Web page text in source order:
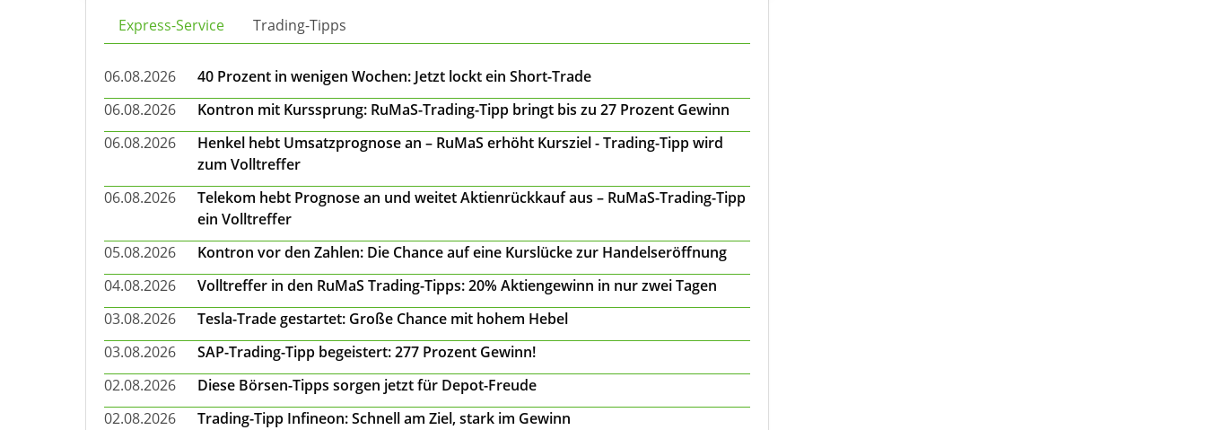
Express-Service Trading-Tipps
06.08.2026
40 Prozent in wenigen Wochen: Jetzt lockt ein Short-Trade
06.08.2026
Kontron mit Kurssprung: RuMaS-Trading-Tipp bringt bis zu 27 Prozent Gewinn
06.08.2026
Henkel hebt Umsatzprognose an – RuMaS erhöht Kursziel - Trading-Tipp wird
zum Volltreffer
06.08.2026
Telekom hebt Prognose an und weitet Aktienrückkauf aus – RuMaS-Trading-Tipp
ein Volltreffer
05.08.2026
Kontron vor den Zahlen: Die Chance auf eine Kurslücke zur Handelseröffnung
04.08.2026
Volltreffer in den RuMaS Trading-Tipps: 20% Aktiengewinn in nur zwei Tagen
03.08.2026
Tesla-Trade gestartet: Große Chance mit hohem Hebel
03.08.2026
SAP-Trading-Tipp begeistert: 277 Prozent Gewinn!
02.08.2026
Diese Börsen-Tipps sorgen jetzt für Depot-Freude
02.08.2026
Trading-Tipp Infineon: Schnell am Ziel, stark im Gewinn